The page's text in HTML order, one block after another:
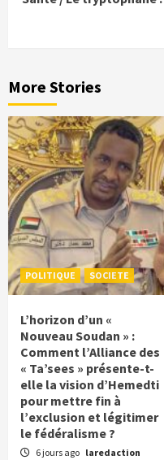
More Stories
POLITIQUE SOCIETE
L’horizon d’un «
Nouveau Soudan » :
Comment l’Alliance des
« Ta’sees » présente-t-
elle la vision d’Hemedti
pour mettre fin à
l’exclusion et légitimer
le fédéralisme ?
6 jours ago laredaction